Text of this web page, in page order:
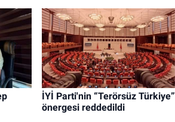
İYİ Parti'nin “Terörsüz Türkiye”
önergesi reddedildi